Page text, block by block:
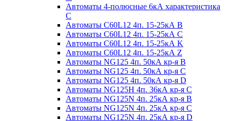
Автоматы 4-полюсные 6кА характеристика
С
Автоматы C60L12 4п. 15-25кА B
Автоматы C60L12 4п. 15-25кА C
Автоматы C60L12 4п. 15-25кА K
Автоматы C60L12 4п. 15-25кА Z
Автоматы NG125 4п. 50кА кр-я B
Автоматы NG125 4п. 50кА кр-я C
Автоматы NG125 4п. 50кА кр-я D
Автоматы NG125H 4п. 36кА кр-я C
Автоматы NG125N 4п. 25кА кр-я B
Автоматы NG125N 4п. 25кА кр-я C
Автоматы NG125N 4п. 25кА кр-я D